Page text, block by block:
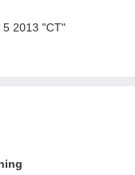
5 2013 "CT"